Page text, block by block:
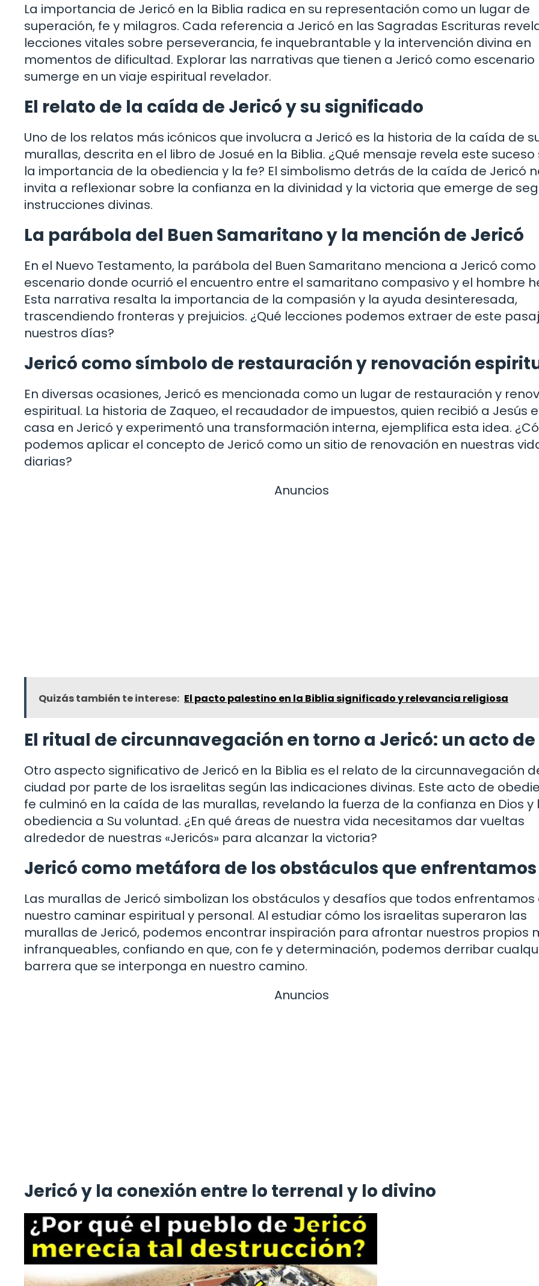
La importancia de Jericó en la Biblia radica en su representación como un lugar de
superación, fe y milagros. Cada referencia a Jericó en las Sagradas Escrituras
lecciones vitales sobre perseverancia, fe inquebrantable y la intervención divina en
momentos de dificultad. Explorar las narrativas que tienen a Jericó como escenario
sumerge en un viaje espiritual revelador.
El relato de la caída de Jericó y su significado
Uno de los relatos más icónicos que involucra a Jericó es la historia de la caída de
murallas, descrita en el libro de Josué en la Biblia. ¿Qué mensaje revela este
la importancia de la obediencia y la fe? El simbolismo detrás de la caída de Jericó
invita a reflexionar sobre la confianza en la divinidad y la victoria que emerge de
instrucciones divinas.
La parábola del Buen Samaritano y la mención de Jericó
En el Nuevo Testamento, la parábola del Buen Samaritano menciona a Jericó como
escenario donde ocurrió el encuentro entre el samaritano compasivo y el hombre
Esta narrativa resalta la importancia de la compasión y la ayuda desinteresada,
trascendiendo fronteras y prejuicios. ¿Qué lecciones podemos extraer de este
nuestros días?
Jericó como símbolo de restauración y renovación
En diversas ocasiones, Jericó es mencionada como un lugar de restauración y
espiritual. La historia de Zaqueo, el recaudador de impuestos, quien recibió a Jesús
casa en Jericó y experimentó una transformación interna, ejemplifica esta idea.
podemos aplicar el concepto de Jericó como un sitio de renovación en nuestras
diarias?
Anuncios
Quizás también te interese: El pacto palestino en la Biblia significado y relevancia religiosa
El ritual de circunnavegación en torno a Jericó: un acto
Otro aspecto significativo de Jericó en la Biblia es el relato de la circunnavegación
ciudad por parte de los israelitas según las indicaciones divinas. Este acto de
fe culminó en la caída de las murallas, revelando la fuerza de la confianza en Dios y
obediencia a Su voluntad. ¿En qué áreas de nuestra vida necesitamos dar vueltas
alrededor de nuestras «Jericós» para alcanzar la victoria?
Jericó como metáfora de los obstáculos que enfrentamos
Las murallas de Jericó simbolizan los obstáculos y desafíos que todos enfrentamos
nuestro caminar espiritual y personal. Al estudiar cómo los israelitas superaron las
murallas de Jericó, podemos encontrar inspiración para afrontar nuestros propios
infranqueables, confiando en que, con fe y determinación, podemos derribar
barrera que se interponga en nuestro camino.
Anuncios
Jericó y la conexión entre lo terrenal y lo divino